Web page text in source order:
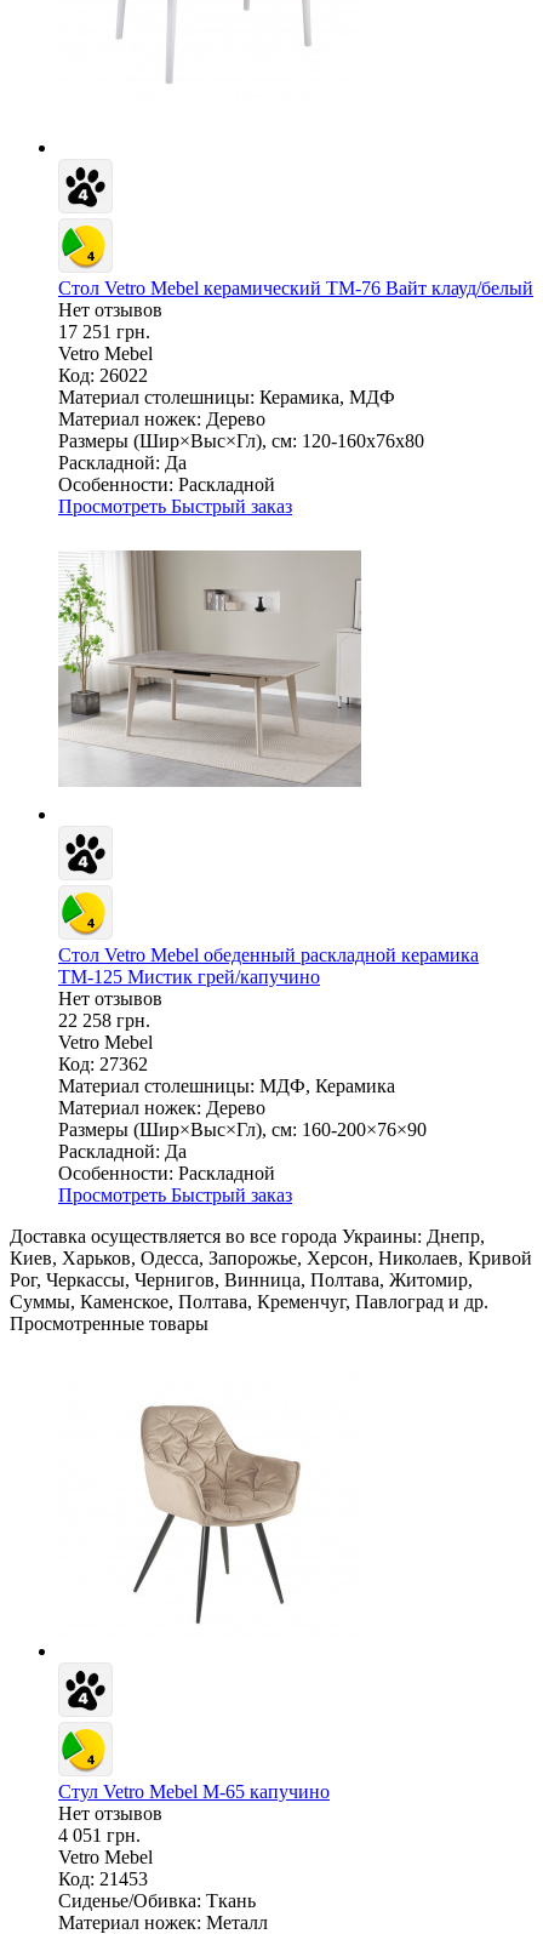
Стол Vetro Mebel керамический ТМ-76 Вайт клауд/белый
Нет отзывов
17 251 грн.
Vetro Mebel
Код: 26022
Материал столешницы: Керамика, МДФ
Материал ножек: Дерево
Размеры (Шир×Выс×Гл), см: 120-160х76х80
Раскладной: Да
Особенности: Раскладной
Просмотреть Быстрый заказ
Стол Vetro Mebel обеденный раскладной керамика
ТМ-125 Мистик грей/капучино
Нет отзывов
22 258 грн.
Vetro Mebel
Код: 27362
Материал столешницы: МДФ, Керамика
Материал ножек: Дерево
Размеры (Шир×Выс×Гл), см: 160-200×76×90
Раскладной: Да
Особенности: Раскладной
Просмотреть Быстрый заказ
Доставка осуществляется во все города Украины: Днепр,
Киев, Харьков, Одесса, Запорожье, Херсон, Николаев, Кривой
Рог, Черкассы, Чернигов, Винница, Полтава, Житомир,
Суммы, Каменское, Полтава, Кременчуг, Павлоград и др.
Просмотренные товары
Стул Vetro Mebel М-65 капучино
Нет отзывов
4 051 грн.
Vetro Mebel
Код: 21453
Сиденье/Обивка: Ткань
Материал ножек: Металл